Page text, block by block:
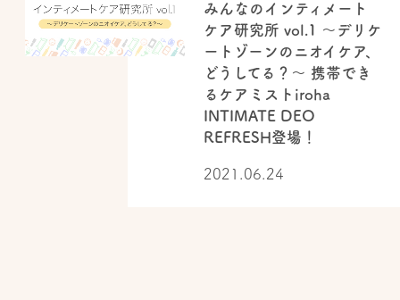
みんなのインティメート
ケア研究所 vol.1 ～デリケ
ートゾーンのニオイケア、
どうしてる？～ 携帯でき
るケアミストiroha
INTIMATE DEO
REFRESH登場！
2021.06.24